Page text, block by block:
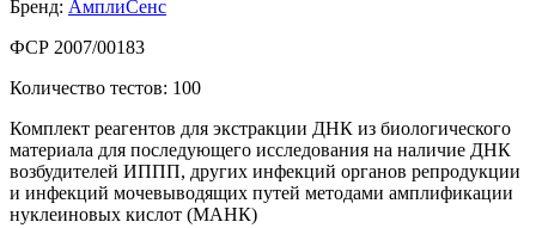
Бренд: АмплиСенс
ФСР 2007/00183
Количество тестов: 100
Комплект реагентов для экстракции ДНК из биологического
материала для последующего исследования на наличие ДНК
возбудителей ИППП, других инфекций органов репродукции
и инфекций мочевыводящих путей методами амплификации
нуклеиновых кислот (МАНК)